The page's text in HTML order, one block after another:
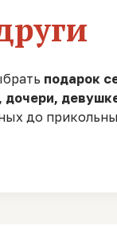
подарок
до